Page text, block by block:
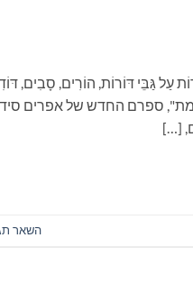
עַל גַּבֵּי דּוֹרוֹת, הוֹרִים, סָבִים,
ספרם החדש של אפרים
[…]
השאר